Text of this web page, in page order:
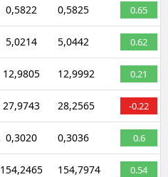
0,5822 0,5825 0.65
5,0214 5,0442 0.62
12,9805 12,9992 0.21
27,9743 28,2565 -0.22
0,3020 0,3036 0.6
154,2465 154,7974 0.54